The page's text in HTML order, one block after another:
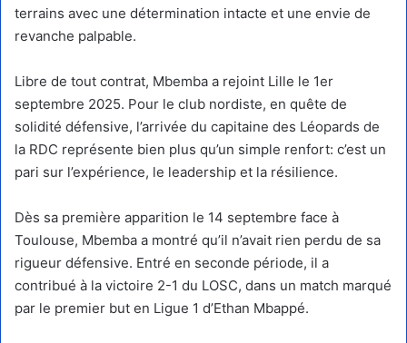
terrains avec une détermination intacte et une envie de
revanche palpable.
Libre de tout contrat, Mbemba a rejoint Lille le 1er
septembre 2025. Pour le club nordiste, en quête de
solidité défensive, l’arrivée du capitaine des Léopards de
la RDC représente bien plus qu’un simple renfort: c’est un
pari sur l’expérience, le leadership et la résilience.
Dès sa première apparition le 14 septembre face à
Toulouse, Mbemba a montré qu’il n’avait rien perdu de sa
rigueur défensive. Entré en seconde période, il a
contribué à la victoire 2-1 du LOSC, dans un match marqué
par le premier but en Ligue 1 d’Ethan Mbappé.